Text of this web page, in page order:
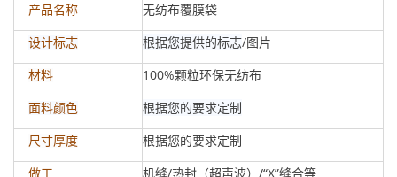
产品名称 无纺布覆膜袋
设计标志 根据您提供的标志/图片
材料 100%颗粒环保无纺布
面料颜色 根据您的要求定制
尺寸厚度 根据您的要求定制
做工 机缝/热封（超声波）/“X”缝合等